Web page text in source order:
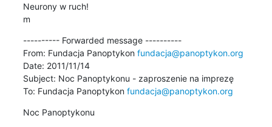
Neurony w ruch!
m
---------- Forwarded message ----------
From: Fundacja Panoptykon fundacja@panoptykon.org
Date: 2011/11/14
Subject: Noc Panoptykonu - zaproszenie na imprezę
To: Fundacja Panoptykon fundacja@panoptykon.org
Noc Panoptykonu